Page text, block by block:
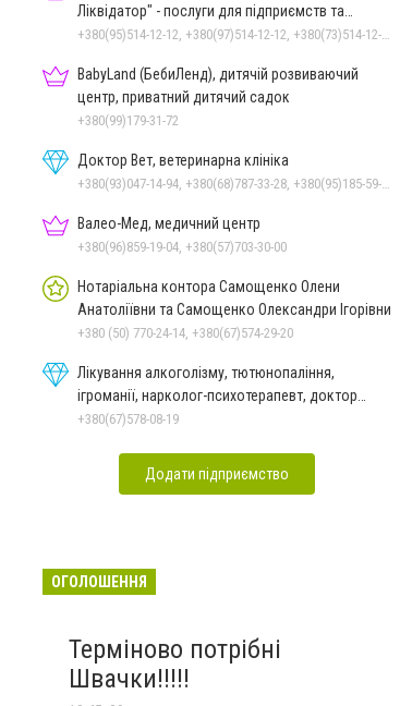
Ліквідатор" - послуги для підприємств та
населення
BabyLand (БебиЛенд), дитячій розвиваючий
центр, приватний дитячий садок
+380(99)179-31-72
Доктор Вет, ветеринарна клініка
Валео-Мед, медичний центр
+380(96)859-19-04, +380(57)703-30-00
Нотаріальна контора Самощенко Олени
Анатоліївни та Самощенко Олександри Ігорівни
+380 (50) 770-24-14, +380(67)574-29-20
Лікування алкоголізму, тютюнопаління,
ігроманії, нарколог-психотерапевт, доктор
Голобурда А.В.
+380(67)578-08-19
Додати підприємство
ОГОЛОШЕННЯ
Терміново потрібні
Швачки!!!!!